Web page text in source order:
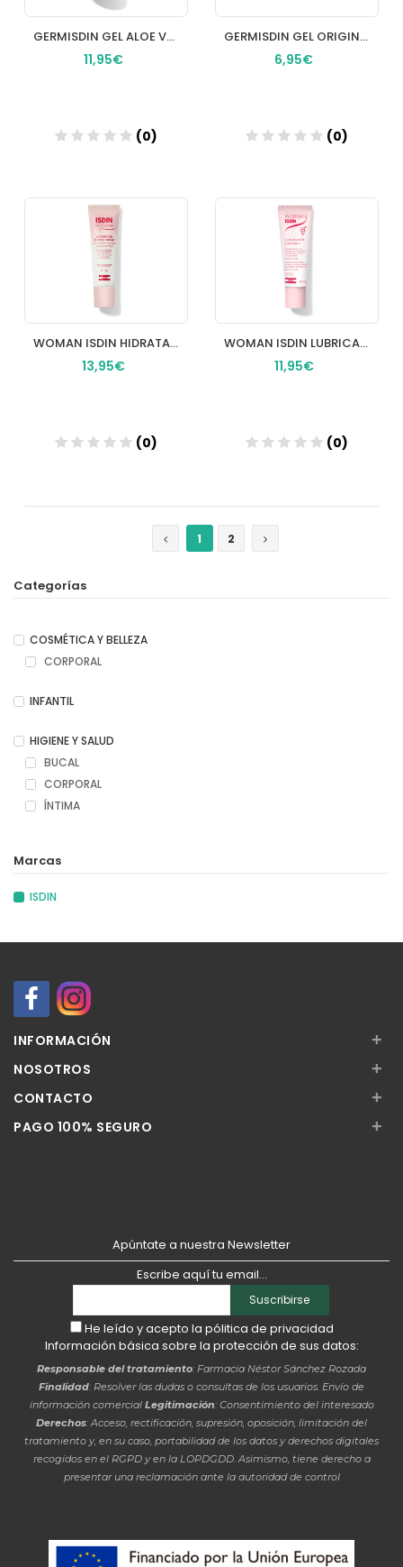
GERMISDIN GEL ALOE VERA 500 ML
11,95€
(0)
Añadir
GERMISDIN GEL ORIGINAL 250 ML
6,95€
(0)
Añadir
WOMAN ISDIN HIDRATANTE VULVAR 1 ENVASE 30 g
13,95€
(0)
WOMAN ISDIN LUBRICANTE 30 G
11,95€
(0)
1
2
Categorías
COSMÉTICA Y BELLEZA
CORPORAL
INFANTIL
HIGIENE Y SALUD
BUCAL
CORPORAL
ÍNTIMA
Marcas
ISDIN
INFORMACIÓN +
NOSOTROS +
CONTACTO +
PAGO 100% SEGURO +
Apúntate a nuestra Newsletter
Escribe aquí tu email...
Suscribirse
He leído y acepto la pólitica de privacidad
Información básica sobre la protección de sus datos:
Responsable del tratamiento: Farmacia Néstor Sánchez Rozada
Finalidad: Resolver las dudas o consultas de los usuarios. Envío de
información comercial Legitimación: Consentimiento del interesado
Derechos: Acceso, rectificación, supresión, oposición, limitación del
tratamiento y, en su caso, portabilidad de los datos y derechos digitales
recogidos en el RGPD y en la LOPDGDD. Asimismo, tiene derecho a
presentar una reclamación ante la autoridad de control